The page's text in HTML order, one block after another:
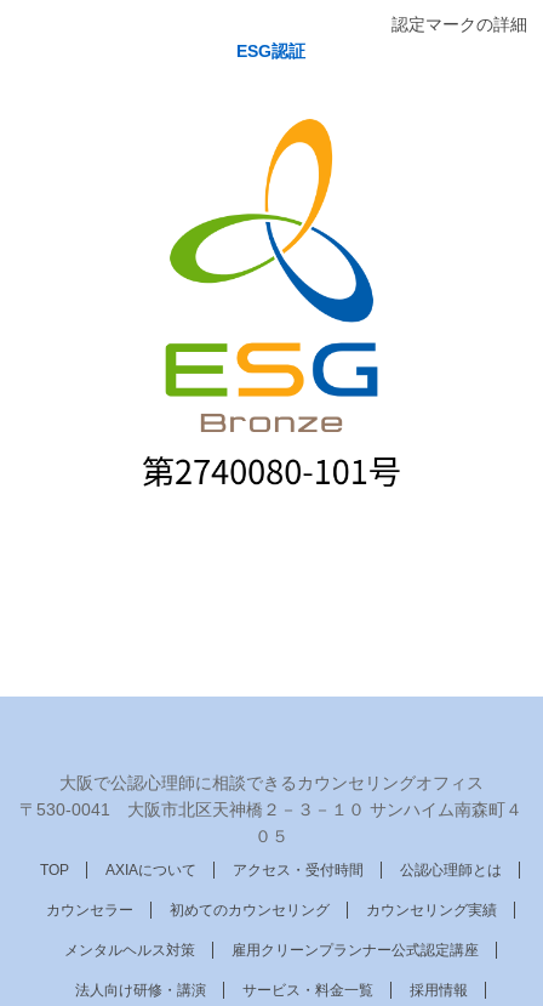
認定マークの詳細
ESG認証
大阪で公認心理師に相談できるカウンセリングオフィス
〒530‐0041 大阪市北区天神橋２－３－１０ サンハイム南森町４
０５
TOP AXIAについて アクセス・受付時間 公認心理師とは
カウンセラー 初めてのカウンセリング カウンセリング実績
メンタルヘルス対策 雇用クリーンプランナー公式認定講座
法人向け研修・講演 サービス・料金一覧 採用情報